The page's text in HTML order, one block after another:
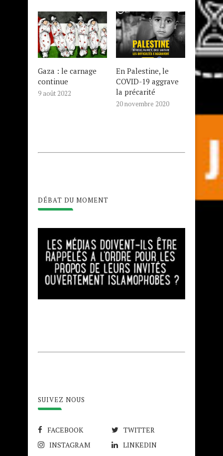
Gaza : le carnage
continue
9 août 2022
En Palestine, le
COVID-19 aggrave
la précarité
20 novembre 2020
DÉBAT DU MOMENT
SUIVEZ NOUS
FACEBOOK
TWITTER
INSTAGRAM
LINKEDIN